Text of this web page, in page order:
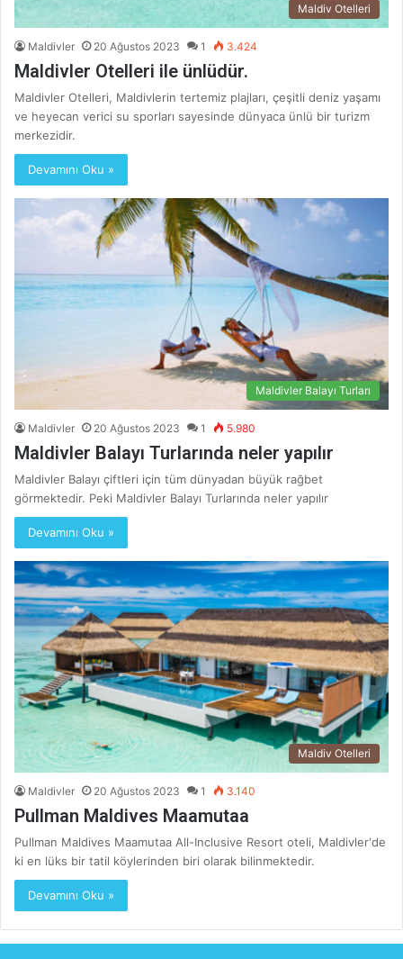
Maldiv Otelleri
Maldivler 20 Ağustos 2023 1 3.424
Maldivler Otelleri ile ünlüdür.
Maldivler Otelleri, Maldivlerin tertemiz plajları, çeşitli deniz yaşamı
ve heyecan verici su sporları sayesinde dünyaca ünlü bir turizm
merkezidir.
Devamını Oku »
Maldivler Balayı Turları
Maldivler 20 Ağustos 2023 1 5.980
Maldivler Balayı Turlarında neler yapılır
Maldivler Balayı çiftleri için tüm dünyadan büyük rağbet
görmektedir. Peki Maldivler Balayı Turlarında neler yapılır
Devamını Oku »
Maldiv Otelleri
Maldivler 20 Ağustos 2023 1 3.140
Pullman Maldives Maamutaa
Pullman Maldives Maamutaa All-Inclusive Resort oteli, Maldivler'de
ki en lüks bir tatil köylerinden biri olarak bilinmektedir.
Devamını Oku »